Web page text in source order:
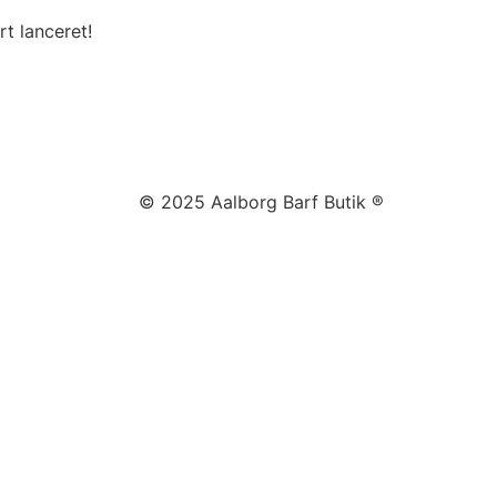
lanceret!
© 2025 Aalborg Barf Butik ®